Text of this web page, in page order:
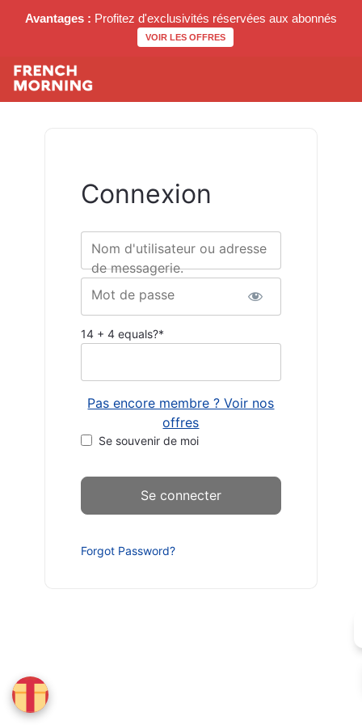
Avantages : Profitez d'exclusivités réservées aux abonnés
VOIR LES OFFRES
Connexion
Nom d'utilisateur ou adresse
de messagerie.
Mot de passe
14 + 4 equals?*
Pas encore membre ? Voir nos
offres
Se souvenir de moi
Forgot Password?